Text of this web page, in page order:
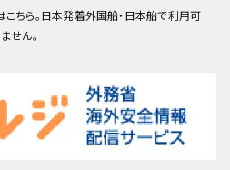
ちら。日本発着外国船・日本船で利用可
せん。